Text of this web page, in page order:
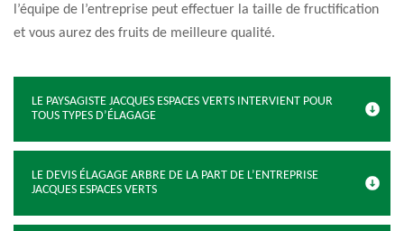
l’équipe de l’entreprise peut effectuer la taille de fructification
et vous aurez des fruits de meilleure qualité.
LE PAYSAGISTE JACQUES ESPACES VERTS INTERVIENT POUR
TOUS TYPES D’ÉLAGAGE
LE DEVIS ÉLAGAGE ARBRE DE LA PART DE L’ENTREPRISE
JACQUES ESPACES VERTS